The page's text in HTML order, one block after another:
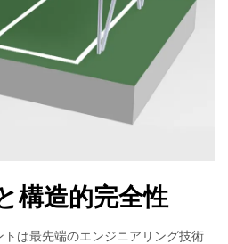
構造的完全性
は最先端のエンジニアリング技術